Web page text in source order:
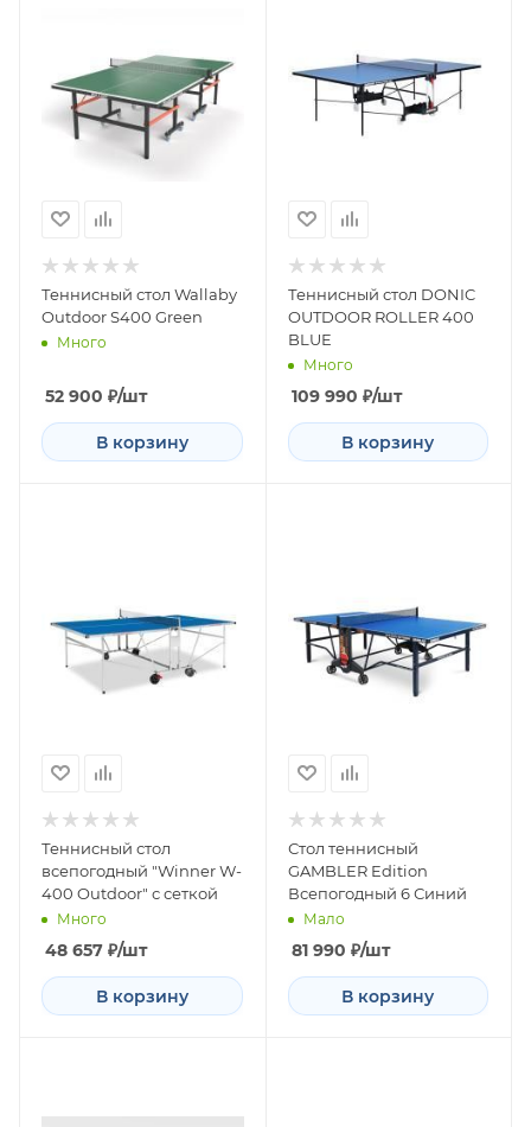
Теннисный стол Wallaby
Outdoor S400 Green
Много
52 900 ₽/шт
В корзину
Теннисный стол DONIC
OUTDOOR ROLLER 400
BLUE
Много
109 990 ₽/шт
В корзину
Теннисный стол
всепогодный "Winner W-
400 Outdoor" с сеткой
Много
48 657 ₽/шт
В корзину
Стол теннисный
GAMBLER Edition
Всепогодный 6 Синий
Мало
81 990 ₽/шт
В корзину